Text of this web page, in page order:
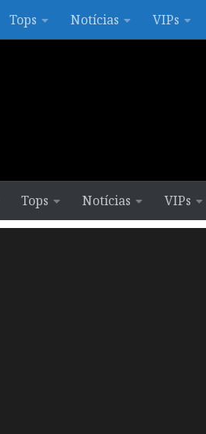
Tops Notícias VIPs
Tops Notícias VIPs